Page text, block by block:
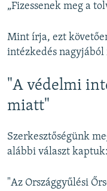
„Fizessenek meg a
Mint írja, ezt
intézkedés
"A védelmi
miatt"
Szerkesztőségünk
alábbi választ kaptuk:
"Az Országgyűlési